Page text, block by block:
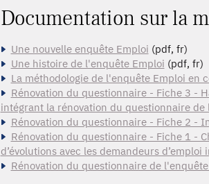
Documentation sur la
Une nouvelle enquête Emploi (pdf, fr)
Une histoire de l'enquête Emploi (pdf, fr)
La méthodologie de l'enquête Emploi en
Rénovation du questionnaire - Fiche 3 -
intégrant la rénovation du questionnaire de
Rénovation du questionnaire - Fiche 2 -
Rénovation du questionnaire - Fiche 1 -
d’évolutions avec les demandeurs d’emploi
Rénovation du questionnaire de